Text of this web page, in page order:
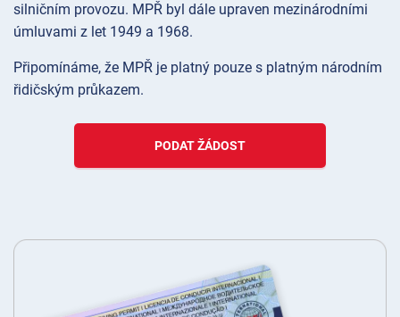
silničním provozu. MPŘ byl dále upraven mezinárodními
úmluvami z let 1949 a 1968.
Připomínáme, že MPŘ je platný pouze s platným národním
řidičským průkazem.
PODAT ŽÁDOST